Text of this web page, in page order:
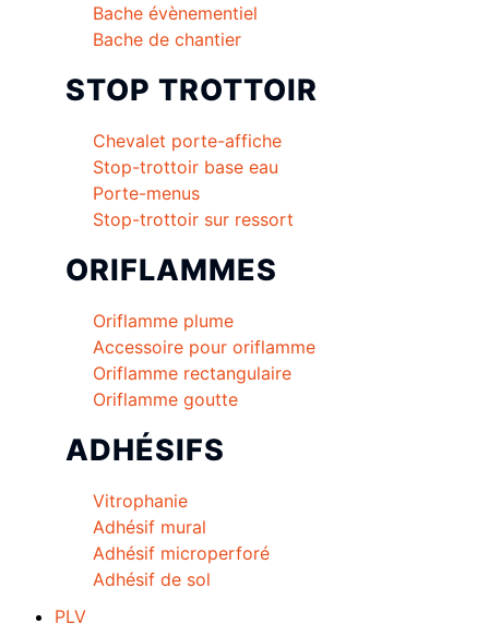
Bache évènementiel
Bache de chantier
STOP TROTTOIR
Chevalet porte-affiche
Stop-trottoir base eau
Porte-menus
Stop-trottoir sur ressort
ORIFLAMMES
Oriflamme plume
Accessoire pour oriflamme
Oriflamme rectangulaire
Oriflamme goutte
ADHÉSIFS
Vitrophanie
Adhésif mural
Adhésif microperforé
Adhésif de sol
PLV